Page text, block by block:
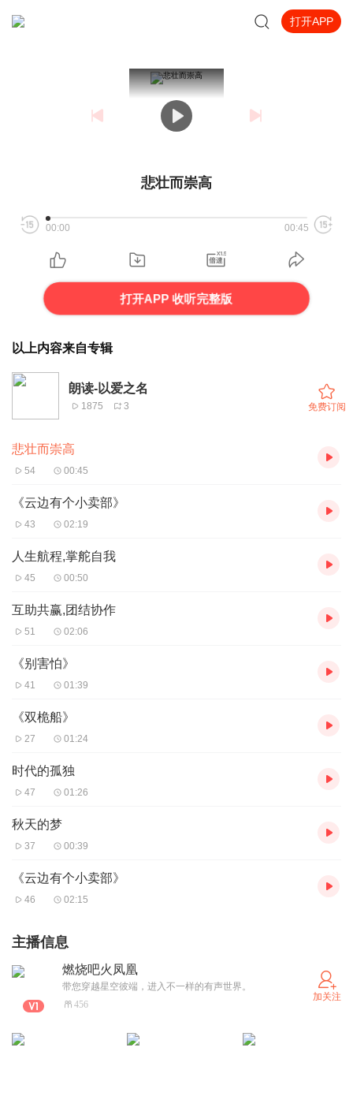
打开APP
悲壮而崇高
00:00 00:45
打开APP 收听完整版
以上内容来自专辑
朗读-以爱之名
1875 3 免费订阅
悲壮而崇高
54 00:45
《云边有个小卖部》
43 02:19
人生航程,掌舵自我
45 00:50
互助共赢,团结协作
51 02:06
《别害怕》
41 01:39
《双桅船》
27 01:24
时代的孤独
47 01:26
秋天的梦
37 00:39
《云边有个小卖部》
46 02:15
主播信息
燃烧吧火凤凰
带您穿越星空彼端，进入不一样的有声世界。
456
加关注